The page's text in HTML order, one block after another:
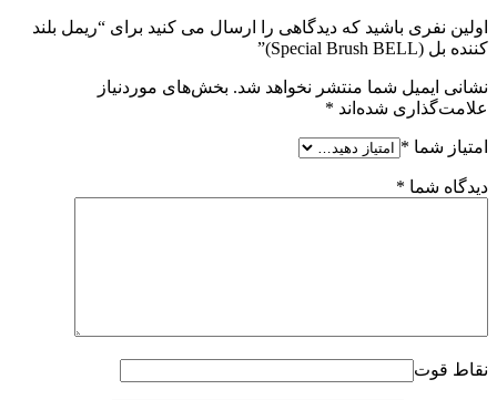
اولین نفری باشید که دیدگاهی را ارسال می کنید برای “ریمل بلند
کننده بل (Special Brush BELL)”
نشانی ایمیل شما منتشر نخواهد شد. بخش‌های موردنیاز
علامت‌گذاری شده‌اند *
امتیاز شما *
دیدگاه شما *
نقاط قوت